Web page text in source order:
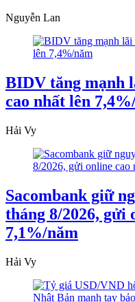
Nguyễn Lan
BIDV tăng mạnh
cao nhất lên
Hải Vy
Sacombank giữ
tháng 8/2026, gửi
7,1%/năm
Hải Vy